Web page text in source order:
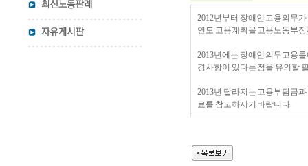
2012년부터 장애인 고용의무
연도 고용계획을 고용노동부
2013년에는 장애인 의무고용
경사항이 있다는 점을 유의할
2013년 달라지는 고용부담금
료를 참고하시기 바랍니다.